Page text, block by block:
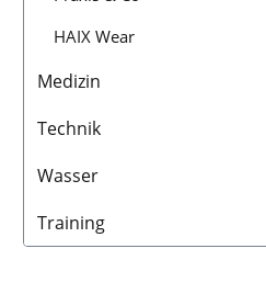
HAIX Wear
Medizin
Technik
Wasser
Training